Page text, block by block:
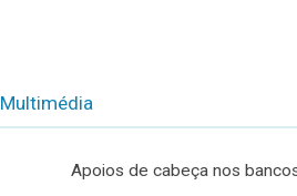
Multimédia
Apoios de cabeça nos